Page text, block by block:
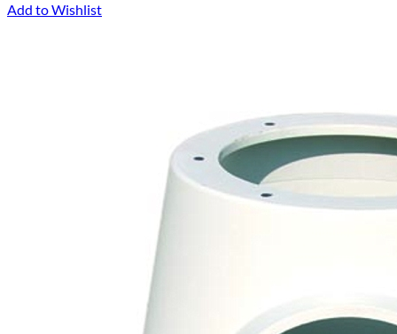
Add to Wishlist